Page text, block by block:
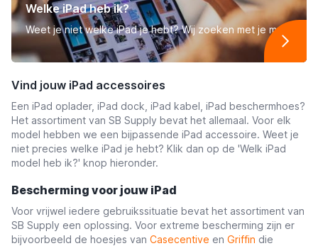
Welke iPad heb ik?
Weet je niet welke iPad je hebt? Wij zoeken met je mee
Vind jouw iPad accessoires
Een iPad oplader, iPad dock, iPad kabel, iPad beschermhoes?
Het assortiment van SB Supply bevat het allemaal. Voor elk
model hebben we een bijpassende iPad accessoire. Weet je
niet precies welke iPad je hebt? Klik dan op de 'Welk iPad
model heb ik?' knop hieronder.
Bescherming voor jouw iPad
Voor vrijwel iedere gebruikssituatie bevat het assortiment van
SB Supply een oplossing. Voor extreme bescherming zijn er
bijvoorbeeld de hoesjes van Casecentive en Griffin die